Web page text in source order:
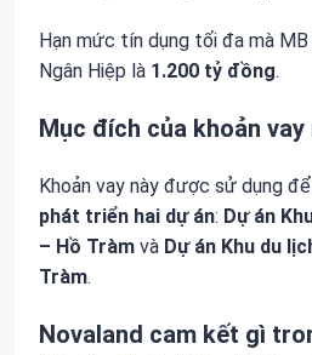
Hạn mức tín dụng tối đa mà
Ngân Hiệp là 1.200 tỷ đồng.
Mục đích của khoản vay
Khoản vay này được sử dụng để
phát triển hai dự án: Dự án
– Hồ Tràm và Dự án Khu du
Tràm.
Novaland cam kết gì